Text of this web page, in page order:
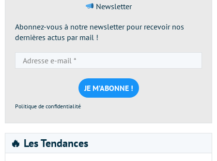
Newsletter
Abonnez-vous à notre newsletter pour recevoir nos
dernières actus par mail !
e-
mail
*
Politique de confidentialité
🔥 Les Tendances